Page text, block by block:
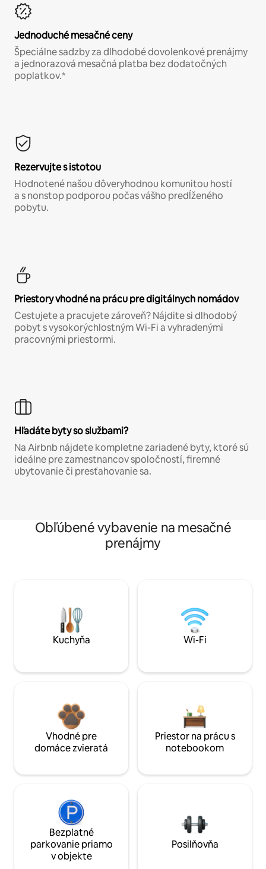
Jednoduché mesačné ceny
Špeciálne sadzby za dlhodobé dovolenkové prenájmy
a jednorazová mesačná platba bez dodatočných
poplatkov.*
Rezervujte s istotou
Hodnotené našou dôveryhodnou komunitou hostí
a s nonstop podporou počas vášho predĺženého
pobytu.
Priestory vhodné na prácu pre digitálnych nomádov
Cestujete a pracujete zároveň? Nájdite si dlhodobý
pobyt s vysokorýchlostným Wi-Fi a vyhradenými
pracovnými priestormi.
Hľadáte byty so službami?
Na Airbnb nájdete kompletne zariadené byty, ktoré sú
ideálne pre zamestnancov spoločností, firemné
ubytovanie či presťahovanie sa.
Obľúbené vybavenie na mesačné
prenájmy
Kuchyňa Wi-Fi
Vhodné pre
domáce zvieratá
Priestor na prácu s
notebookom
Bezplatné
parkovanie priamo
v objekte
Posilňovňa